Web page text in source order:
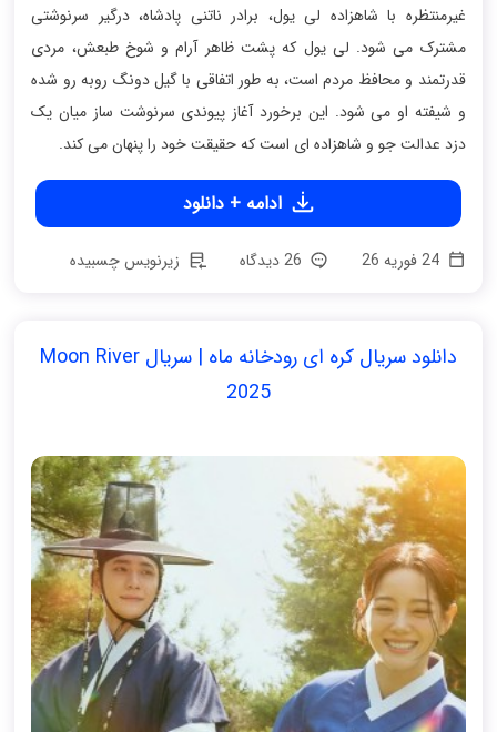
غیرمنتظره با شاهزاده لی یول، برادر ناتنی پادشاه، درگیر سرنوشتی
مشترک می شود. لی یول که پشت ظاهر آرام و شوخ طبعش، مردی
قدرتمند و محافظ مردم است، به طور اتفاقی با گیل دونگ روبه رو شده
و شیفته او می شود. این برخورد آغاز پیوندی سرنوشت ساز میان یک
دزد عدالت جو و شاهزاده ای است که حقیقت خود را پنهان می کند.
ادامه + دانلود
24 فوریه 26 زیرنویس چسبیده
دانلود سریال کره ای رودخانه ماه | سریال Moon River
2025